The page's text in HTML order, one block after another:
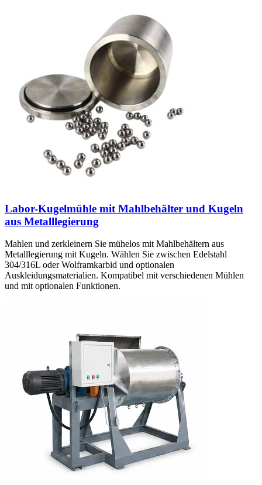
Labor-Kugelmühle mit Mahlbehälter und Kugeln
aus Metalllegierung
Mahlen und zerkleinern Sie mühelos mit Mahlbehältern aus
Metalllegierung mit Kugeln. Wählen Sie zwischen Edelstahl
304/316L oder Wolframkarbid und optionalen
Auskleidungsmaterialien. Kompatibel mit verschiedenen Mühlen
und mit optionalen Funktionen.